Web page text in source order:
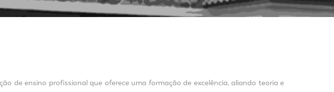
de ensino profissional que oferece uma formação de excelência, aliando teoria e